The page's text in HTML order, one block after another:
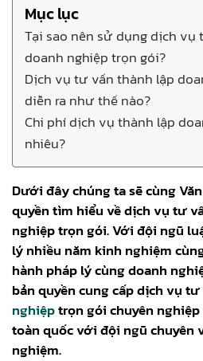
Mục lục
Tại sao nên sử dụng dịch vụ
doanh nghiệp trọn gói?
Dịch vụ tư vấn thành lập
diễn ra như thế nào?
Chi phí dịch vụ thành lập
nhiêu?
Dưới đây chúng ta sẽ cùng
quyền tìm hiểu về dịch vụ tư
nghiệp trọn gói. Với đội ngũ
lý nhiều năm kinh nghiệm
hành pháp lý cùng doanh
bản quyền cung cấp dịch vụ tư
nghiệptrọn gói chuyên
toàn quốc với đội ngũ chuyên
nghiệm.